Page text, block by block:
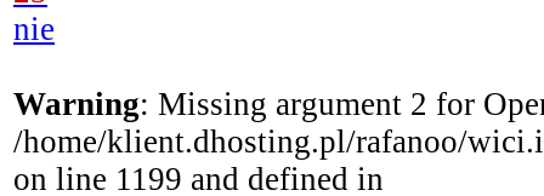
nie
Warning: Missing argument 2 for
/home/klient.dhosting.pl/rafanoo/
on line 1199 and defined in